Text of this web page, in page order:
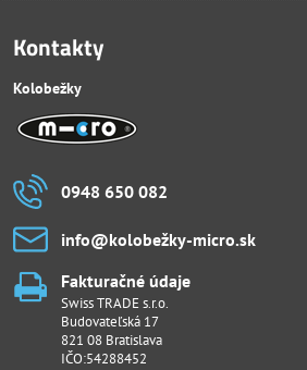
Kontakty
Kolobežky
0948 650 082
info​@kolobežky-micro​.sk
Fakturačné údaje
Swiss TRADE s.r.o.
Budovateľská 17
821 08 Bratislava
IČO:54288452